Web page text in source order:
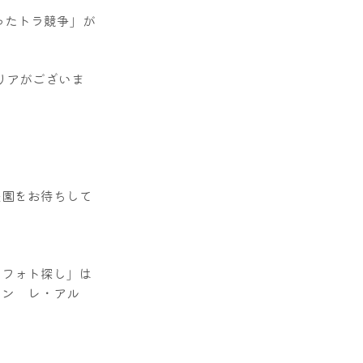
トラ競争」が
がございま
をお待ちして
ォト探し」は
　レ・アル